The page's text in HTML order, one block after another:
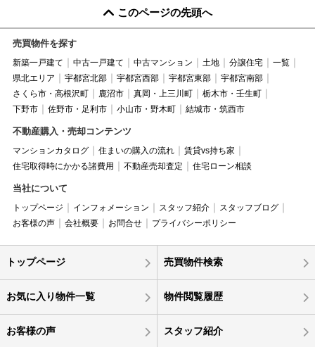
このページの先頭へ
売買物件を探す
新築一戸建て 中古一戸建て 中古マンション 土地 分譲住宅
一覧
県北エリア
宇都宮北部 宇都宮西部 宇都宮東部
宇都宮南部
さくら市・高根沢町
鹿沼市 真岡・上三川町
栃木市・壬生町
下野市
佐野市・足利市 小山市・野木町 結城市・筑西市
不動産購入・売却コンテンツ
マンションカタログ 住まいの購入の流れ
賃貸vs持ち家
住宅取得時にかかる諸費用
不動産売却査定 住宅ローン相談
当社について
トップページ インフォメーション スタッフ紹介
スタッフブログ
お客様の声
会社概要 お問合せ プライバシーポリシー
トップページ 売買物件検索
お気に入り物件一覧 物件閲覧履歴
お客様の声 スタッフ紹介